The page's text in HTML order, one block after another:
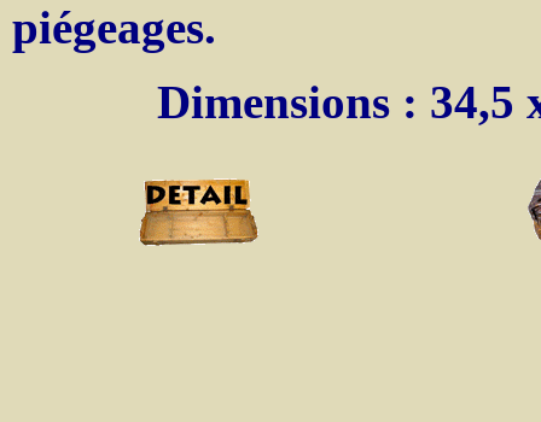
piégeages.
Dimensions : 34,5 x